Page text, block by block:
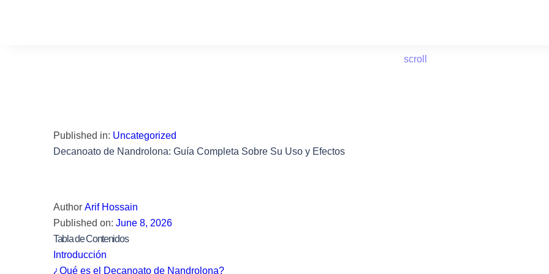
scroll
Published in: Uncategorized
Decanoato de Nandrolona: Guía Completa Sobre Su Uso y Efectos
Author Arif Hossain
Published on: June 8, 2026
Tabla de Contenidos
Introducción
¿Qué es el Decanoato de Nandrolona?